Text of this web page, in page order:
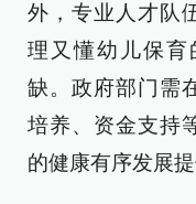
外，专业人才队
理又懂幼儿保
缺。政府部门需
培养、资金支持
的健康有序发展提